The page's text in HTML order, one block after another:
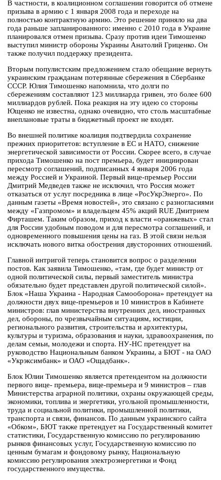
В частности, в коалиционном соглашении говорится об отмене
призыва в армию с 1 января 2008 года и переходе на
полностью контрактную армию. Это решение приняло на два
года раньше запланированного: именно с 2010 года в Украине
планировался отмен призыва. Сразу против идеи Тимошенко
выступил министр обороны Украины Анатолий Гриценко. Он
также получил поддержку президента.
Вторым популистским предложением стало обещание вернуть
украинским гражданам потерянные сбережения в Сбербанке
СССР. Юлия Тимошенко напомнила, что долги по
сбережениям составляют 123 миллиарда гривен, это более 600
миллиардов рублей. Пока реакция на эту идею со стороны
Ющенко не известна, однако очевидно, что столь масштабные
внеплановые траты в бюджетный проект не входят.
Во внешней политике коалиция подтвердила сохранение
прежних приоритетов: вступление в ЕС и НАТО, снижение
энергетической зависимости от России. Скорее всего, в случае
прихода Тимошенко на пост премьера, будет инициирован
пересмотр соглашений, подписанных 4 января 2006 года
между Россией и Украиной. Первый вице-премьер России
Дмитрий Медведев также не исключил, что Россия может
отказаться от услуг посредника в лице «РосУкрЭнерго». По
данным газеты «Время новостей», это связано с разногласиями
между «Газпромом» и владельцем 45% акций RUE Дмитрием
Фирташем. Таким образом, приход к власти «оранжевых» стал
для России удобным поводом и для пересмотра соглашений, и
одновременного повышения цены на газ. В этой связи нельзя
исключать нового витка обострения двусторонних отношений.
Главной интригой теперь становится вопрос о разделении
постов. Как заявила Тимошенко, «там, где будет министр от
одной политической силы, первый заместитель министра
обязательно будет представлен другой политической силой».
Блок «Наша Украина - Народная Самооборона» претендует на
должности двух вице-премьеров и 10 министров в Кабинете
министров: глав министерства внутренних дел, иностранных
дел, обороны, по чрезвычайным ситуациям, юстиции,
регионального развития, строительства и архитектуры,
культуры и туризма, образования и науки, здравоохранения, по
делам семьи, молодежи и спорта. НУ-НС претендует на
руководство Национальным банком Украины, а БЮТ - на ОАО
«Укрэксимбанк» и ОАО «Ощадбанк».
Блок Юлии Тимошенко является претендентом на должности
первого вице- премьера, вице-премьера и 9 министров – глав
Министерства аграрной политики, охраны окружающей среды,
экономики, топлива и энергетики, угольной промышленности,
труда и социальной политики, промышленной политики,
транспорта и связи, финансов. По данным украинского сайта
«Обком», БЮТ также претендует на Государственный комитет
статистики, Государственную комиссию по регулированию
рынков финансовых услуг, Государственную комиссию по
ценным бумагам и фондовому рынку, Национальную
комиссию регулирования электроэнергетики и Фонд
государственного имущества.